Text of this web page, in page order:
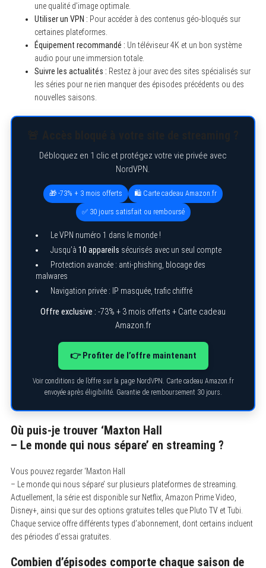
une qualité d’image optimale.
Utiliser un VPN : Pour accéder à des contenus géo-bloqués sur
certaines plateformes.
Équipement recommandé : Un téléviseur 4K et un bon système
audio pour une immersion totale.
Suivre les actualités : Restez à jour avec des sites spécialisés sur
les séries pour ne rien manquer des épisodes précédents ou des
nouvelles saisons.
Débloquez en 1 clic et protégez votre vie privée avec
NordVPN.
🎁 -73% + 3 mois offerts 🛍️ Carte cadeau Amazon.fr
✅ 30 jours satisfait ou remboursé
Le VPN numéro 1 dans le monde !
Jusqu’à 10 appareils sécurisés avec un seul compte
Protection avancée : anti-phishing, blocage des
malwares
Navigation privée : IP masquée, trafic chiffré
Offre exclusive : -73% + 3 mois offerts + Carte cadeau
Amazon.fr
👉 Profiter de l’offre maintenant
Voir conditions de l’offre sur la page NordVPN. Carte cadeau Amazon.fr
envoyée après éligibilité. Garantie de remboursement 30 jours.
Où puis-je trouver ‘Maxton Hall
– Le monde qui nous sépare’ en streaming ?
Vous pouvez regarder ‘Maxton Hall
– Le monde qui nous sépare’ sur plusieurs plateformes de streaming.
Actuellement, la série est disponible sur Netflix, Amazon Prime Video,
Disney+, ainsi que sur des options gratuites telles que Pluto TV et Tubi.
Chaque service offre différents types d’abonnement, dont certains incluent
des périodes d’essai gratuites.
Combien d’épisodes comporte chaque saison de
S
r